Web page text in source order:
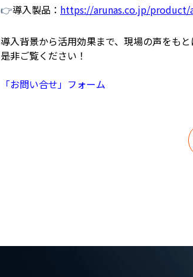
👉導入製品： https://arunas.co.jp/product/
導入背景から活用効果まで、現場の声をもと
是非ご覧ください！
「お問い合せ」フォーム